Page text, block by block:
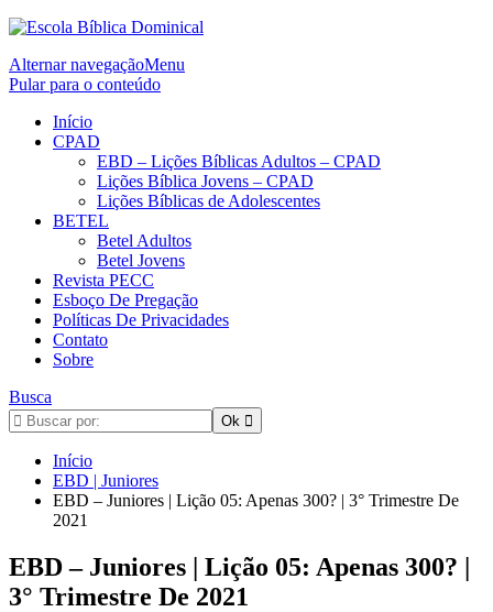
Alternar navegaçãoMenu
Pular para o conteúdo
Início
CPAD
EBD – Lições Bíblicas Adultos – CPAD
Lições Bíblica Jovens – CPAD
Lições Bíblicas de Adolescentes
BETEL
Betel Adultos
Betel Jovens
Revista PECC
Esboço De Pregação
Políticas De Privacidades
Contato
Sobre
Busca
Início
EBD | Juniores
EBD – Juniores | Lição 05: Apenas 300? | 3° Trimestre De
2021
EBD – Juniores | Lição 05: Apenas 300? |
3° Trimestre De 2021